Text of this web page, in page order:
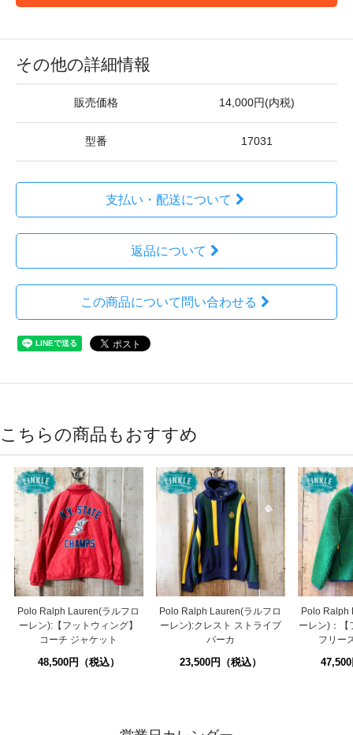
その他の詳細情報
販売価格 14,000円(内税)
型番 17031
支払い・配送について
返品について
この商品について問い合わせる
こちらの商品もおすすめ
Polo Ralph Lauren(ラルフロ
ーレン):【フットウィング】
コーチ ジャケット
48,500円（税込）
Polo Ralph Lauren(ラルフロ
ーレン):クレスト ストライプ
パーカ
23,500円（税込）
Polo Ralph
ーレン)：【
フリー